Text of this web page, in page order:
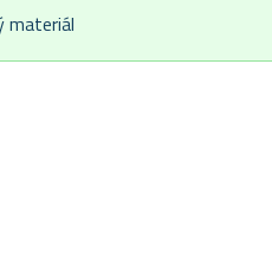
materiál